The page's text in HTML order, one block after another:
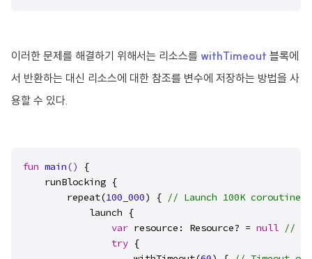
이러한 문제를 해결하기 위해서는 리소스를 withTimeout 블록에
서 반환하는 대신 리소스에 대한 참조를 변수에 저장하는 방법을 사
용할 수 있다.
fun main()
{
    runBlocking {
        repeat(
100_000) { // Launch 100K coroutines
            launch {
var resource: Resource? = null //
try {